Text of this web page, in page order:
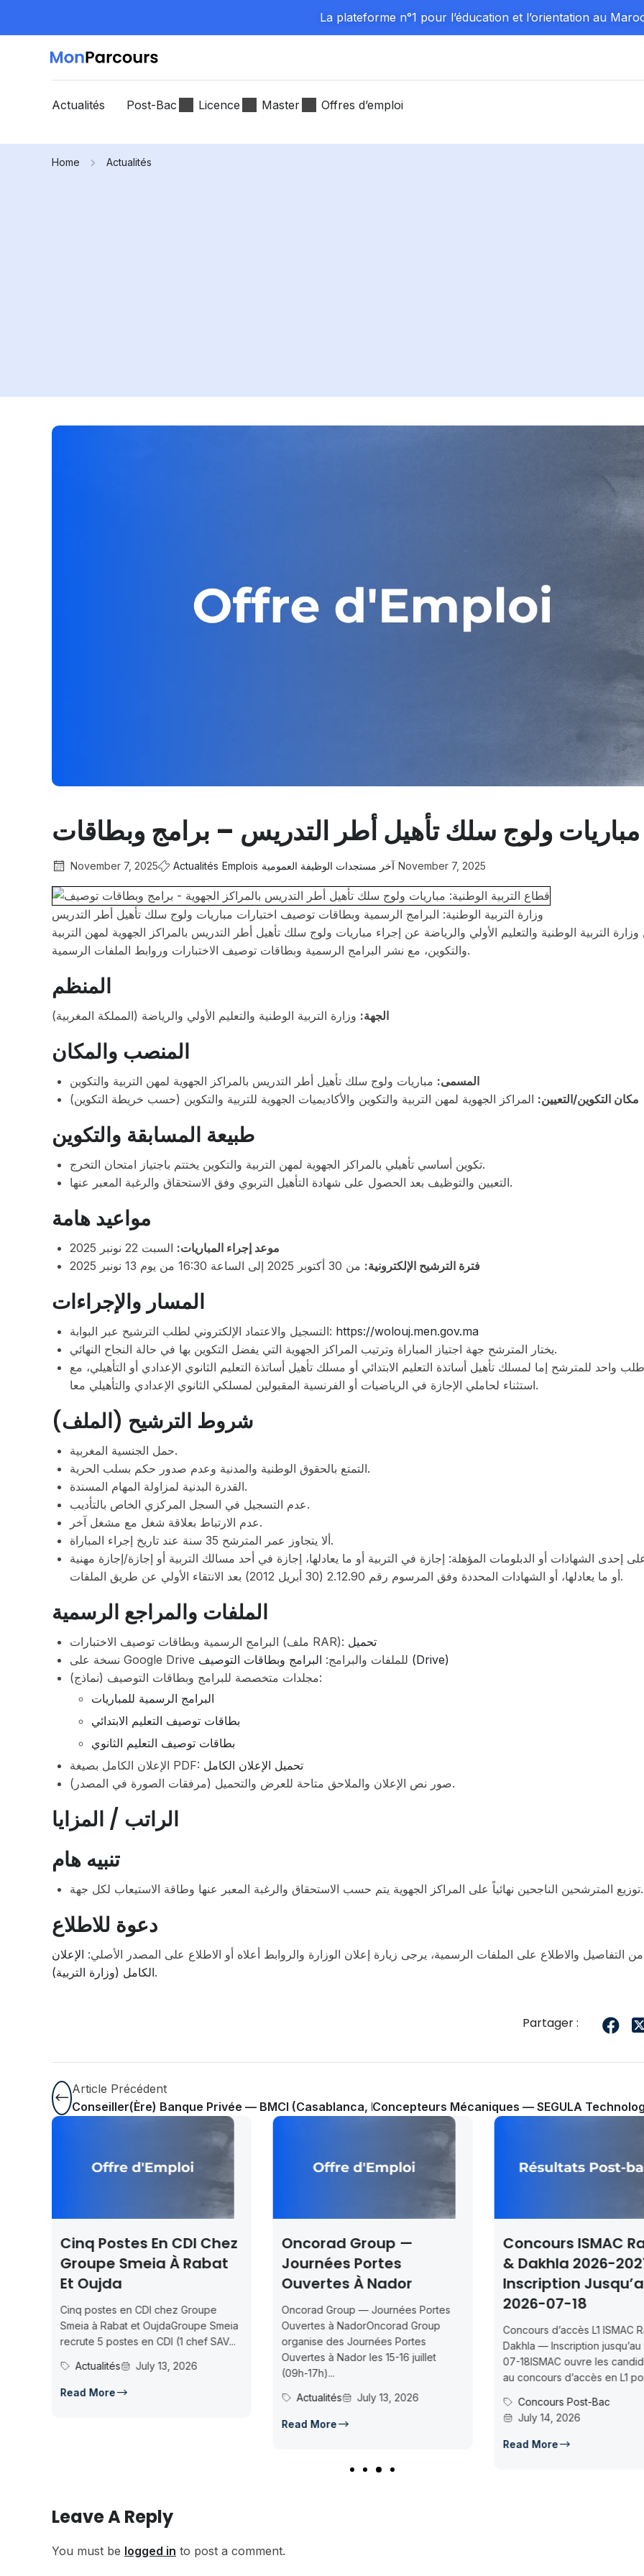
La plateforme n°1 pour l’éducation et l’orientation au
Actualités Post-Bac Licence Master Offres d’emploi
Home Actualités
مباريات ولوج سلك تأهيل أطر التدريس – برامج وبطاقات
November 7, 2025 Actualités Emplois آخر مستجدات الوظيفة العمومية November 7, 2025
وزارة التربية الوطنية: البرامج الرسمية وبطاقات توصيف اختبارات مباريات ولوج سلك تأهيل أطر التدريس
وزارة التربية الوطنية والتعليم الأولي والرياضة عن إجراء مباريات ولوج سلك تأهيل أطر التدريس بالمراكز الجهوية لمهن التربية
والتكوين، مع نشر البرامج الرسمية وبطاقات توصيف الاختبارات وروابط الملفات الرسمية.
المنظم
الجهة: وزارة التربية الوطنية والتعليم الأولي والرياضة (المملكة المغربية)
المنصب والمكان
المسمى: مباريات ولوج سلك تأهيل أطر التدريس بالمراكز الجهوية لمهن التربية والتكوين
مكان التكوين/التعيين: المراكز الجهوية لمهن التربية والتكوين والأكاديميات الجهوية للتربية والتكوين (حسب خريطة التكوين)
طبيعة المسابقة والتكوين
تكوين أساسي تأهيلي بالمراكز الجهوية لمهن التربية والتكوين يختتم باجتياز امتحان التخرج.
التعيين والتوظيف بعد الحصول على شهادة التأهيل التربوي وفق الاستحقاق والرغبة المعبر عنها.
مواعيد هامة
موعد إجراء المباريات: السبت 22 نونبر 2025
فترة الترشيح الإلكترونية: من 30 أكتوبر 2025 إلى الساعة 16:30 من يوم 13 نونبر 2025
المسار والإجراءات
التسجيل والاعتماد الإلكتروني لطلب الترشيح عبر البوابة: https://wolouj.men.gov.ma
يختار المترشح جهة اجتياز المباراة وترتيب المراكز الجهوية التي يفضل التكوين بها في حالة النجاح النهائي.
واحد للمترشح إما لمسلك تأهيل أساتذة التعليم الابتدائي أو مسلك تأهيل أساتذة التعليم الثانوي الإعدادي أو التأهيلي، مع
استثناء لحاملي الإجازة في الرياضيات أو الفرنسية المقبولين لمسلكي الثانوي الإعدادي والتأهيلي معا.
شروط الترشيح (الملف)
حمل الجنسية المغربية.
التمتع بالحقوق الوطنية والمدنية وعدم صدور حكم بسلب الحرية.
القدرة البدنية لمزاولة المهام المسندة.
عدم التسجيل في السجل المركزي الخاص بالتأديب.
عدم الارتباط بعلاقة شغل مع مشغل آخر.
ألا يتجاوز عمر المترشح 35 سنة عند تاريخ إجراء المباراة.
إحدى الشهادات أو الدبلومات المؤهلة: إجازة في التربية أو ما يعادلها، إجازة في أحد مسالك التربية أو إجازة/إجازة مهنية
أو ما يعادلها، أو الشهادات المحددة وفق المرسوم رقم 2.12.90 (30 أبريل 2012) بعد الانتقاء الأولي عن طريق الملفات.
الملفات والمراجع الرسمية
البرامج الرسمية وبطاقات توصيف الاختبارات (ملف RAR): تحميل
نسخة على Google Drive للملفات والبرامج: البرامج وبطاقات التوصيف (Drive)
مجلدات متخصصة للبرامج وبطاقات التوصيف (نماذج):
البرامج الرسمية للمباريات
بطاقات توصيف التعليم الابتدائي
بطاقات توصيف التعليم الثانوي
الإعلان الكامل بصيغة PDF: تحميل الإعلان الكامل
صور نص الإعلان والملاحق متاحة للعرض والتحميل (مرفقات الصورة في المصدر).
الراتب / المزايا
تنبيه هام
توزيع المترشحين الناجحين نهائياً على المراكز الجهوية يتم حسب الاستحقاق والرغبة المعبر عنها وطاقة الاستيعاب لكل جهة.
دعوة للاطلاع
التفاصيل والاطلاع على الملفات الرسمية، يرجى زيارة إعلان الوزارة والروابط أعلاه أو الاطلاع على المصدر الأصلي: الإعلان
الكامل (وزارة التربية).
Partager :
Article Précédent
Conseiller(ère) Banque Privée — BMCI (Casablanca, Fès, Tanger)Concepteurs Mécaniques — SEGULA
CDI Chez
À Rabat
chez Groupe
Smeia
CDI (1 chef SAV...
Oncorad Group —
Journées Portes
Oncorad Group — Journées Portes
Ouvertes à NadorOncorad Group
organise des Journées Portes
Ouvertes à Nador les 15-16 juillet
(09h-17h)...
Concours ISMAC Rabat
& Dakhla 2026-2027 —
Inscription Jusqu’au
2026-07-18
Concours d’accès L1 ISMAC Rabat &
Dakhla — Inscription jusqu’au 2026-
07-18ISMAC ouvre les candidatures
au concours d’accès en L1 pour...
Concours Post-Bac
2026 –
Concours
Maîtres de
Mohammed
29 Maîtres
des
Actualités
Read More
Leave A Reply
You must be logged in to post a comment.